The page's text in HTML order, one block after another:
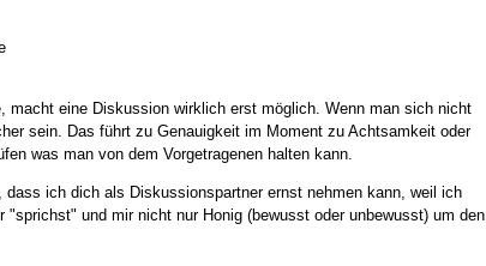
macht eine Diskussion wirklich erst möglich. Wenn man sich nicht
sein. Das führt zu Genauigkeit im Moment zu Achtsamkeit oder
was man von dem Vorgetragenen halten kann.
ich dich als Diskussionspartner ernst nehmen kann, weil ich
und mir nicht nur Honig (bewusst oder unbewusst) um den